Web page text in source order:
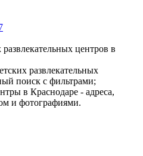
центров в
развлекательных
поиск с фильтрами;
в Краснодаре - адреса,
и фотографиями.